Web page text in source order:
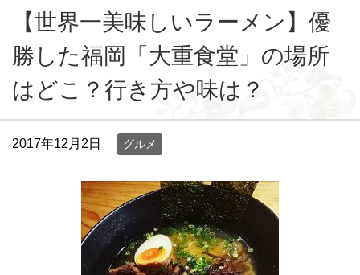
【世界一美味しいラーメン】優
勝した福岡「大重食堂」の場所
はどこ？行き方や味は？
2017年12月2日 グルメ